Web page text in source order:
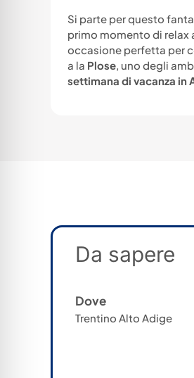
Si parte per questo
primo momento di relax
occasione perfetta per
a la Plose , uno degli
settimana di vacanza in
Da sapere
Dove
Trentino Alto Adige